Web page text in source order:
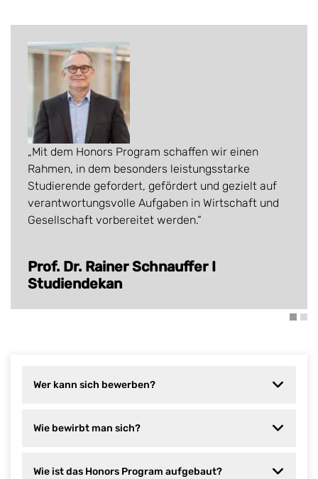
„Mit dem Honors Program schaffen wir einen
Rahmen, in dem besonders leistungsstarke
Studierende gefordert, gefördert und gezielt auf
verantwortungsvolle Aufgaben in Wirtschaft und
Gesellschaft vorbereitet werden.“
Prof. Dr. Rainer Schnauffer I
Studiendekan
Wer kann sich bewerben?
Wie bewirbt man sich?
Wie ist das Honors Program aufgebaut?